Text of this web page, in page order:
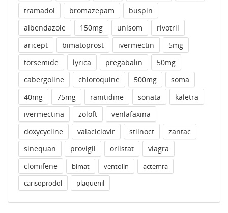
tramadol
bromazepam
buspin
albendazole
150mg unisom
rivotril
aricept
bimatoprost ivermectin
5mg
torsemide
lyrica pregabalin
50mg
cabergoline
chloroquine 500mg
soma
40mg
75mg ranitidine sonata
kaletra
ivermectina
zoloft
venlafaxina
doxycycline
valaciclovir stilnoct
zantac
sinequan
provigil orlistat
viagra
clomifene
bimat ventolin
actemra
carisoprodol
plaquenil